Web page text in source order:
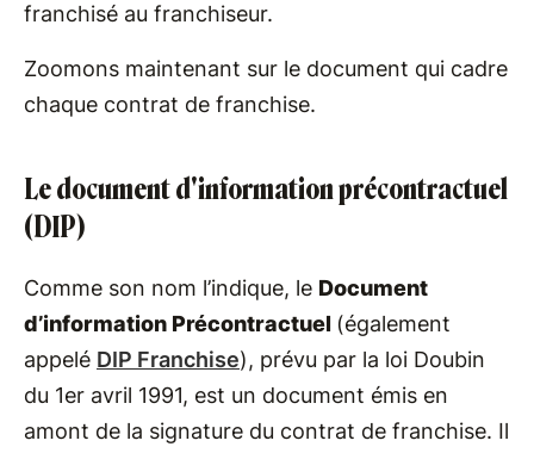
franchisé au franchiseur.
Zoomons maintenant sur le document qui cadre
chaque contrat de franchise.
Le document d'information précontractuel
(DIP)
Comme son nom l’indique, le Document
d’information Précontractuel (également
appelé DIP Franchise), prévu par la loi Doubin
du 1er avril 1991, est un document émis en
amont de la signature du contrat de franchise. Il